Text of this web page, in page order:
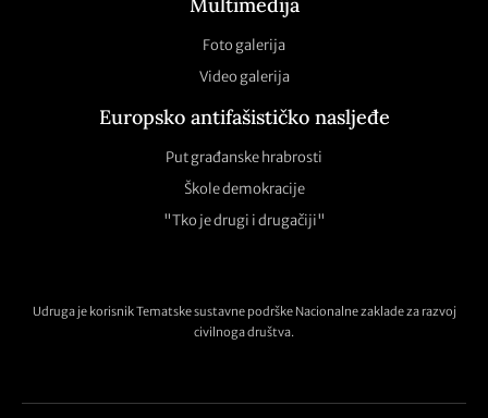
Multimedija
Foto galerija
Video galerija
Europsko antifašističko nasljeđe
Put građanske hrabrosti
Škole demokracije
"Tko je drugi i drugačiji"
Udruga je korisnik Tematske sustavne podrške Nacionalne zaklade za razvoj
civilnoga društva.